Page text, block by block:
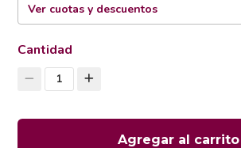
Ver cuotas y descuentos
Cantidad
1
Agregar al carrito